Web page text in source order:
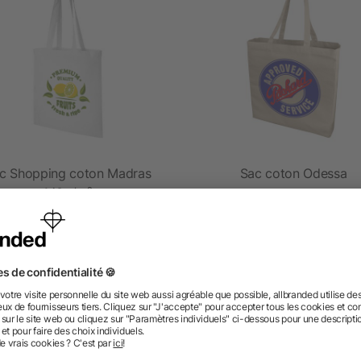
Shopping coton Madras
140g/m²
dès 0,82 €
Sac coton Odessa